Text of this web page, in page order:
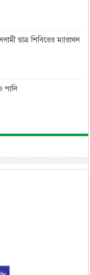
ছাত্র শিবিরের ম্যারাথন